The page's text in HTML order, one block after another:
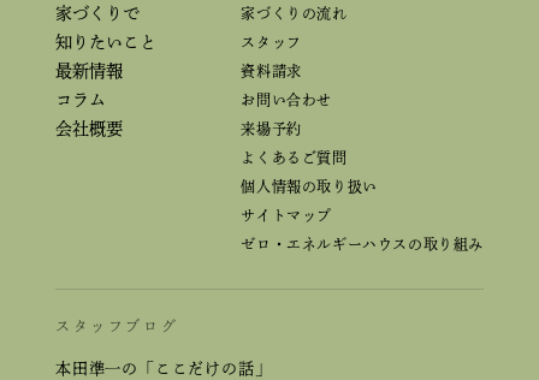
家づくりで
知りたいこと
最新情報
コラム
会社概要
家づくりの流れ
スタッフ
資料請求
お問い合わせ
来場予約
よくあるご質問
個人情報の取り扱い
サイトマップ
ゼロ・エネルギーハウスの取り組み
スタッフブログ
本田準一の「ここだけの話」